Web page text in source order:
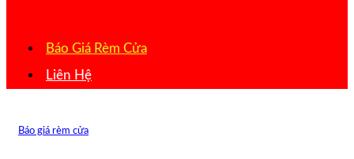
Báo Giá Rèm Cửa
Liên Hệ
Báo giá rèm cửa